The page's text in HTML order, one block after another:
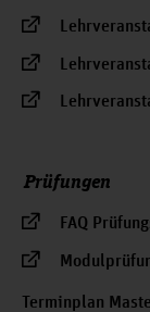
Prüfungen
FAQ
Terminplan